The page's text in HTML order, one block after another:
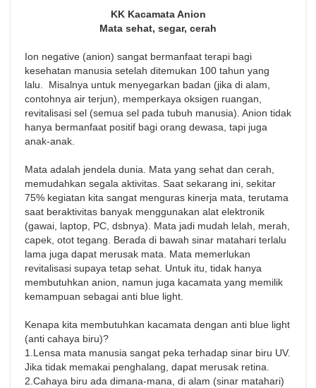
KK Kacamata Anion
Mata sehat, segar, cerah
Ion negative (anion) sangat bermanfaat terapi bagi
kesehatan manusia setelah ditemukan 100 tahun yang
lalu. Misalnya untuk menyegarkan badan (jika di alam,
contohnya air terjun), memperkaya oksigen ruangan,
revitalisasi sel (semua sel pada tubuh manusia). Anion tidak
hanya bermanfaat positif bagi orang dewasa, tapi juga
anak-anak.
Mata adalah jendela dunia. Mata yang sehat dan cerah,
memudahkan segala aktivitas. Saat sekarang ini, sekitar
75% kegiatan kita sangat menguras kinerja mata, terutama
saat beraktivitas banyak menggunakan alat elektronik
(gawai, laptop, PC, dsbnya). Mata jadi mudah lelah, merah,
capek, otot tegang. Berada di bawah sinar matahari terlalu
lama juga dapat merusak mata. Mata memerlukan
revitalisasi supaya tetap sehat. Untuk itu, tidak hanya
membutuhkan anion, namun juga kacamata yang memilik
kemampuan sebagai anti blue light.
Kenapa kita membutuhkan kacamata dengan anti blue light
(anti cahaya biru)?
1.Lensa mata manusia sangat peka terhadap sinar biru UV.
Jika tidak memakai penghalang, dapat merusak retina.
2.Cahaya biru ada dimana-mana, di alam (sinar matahari)